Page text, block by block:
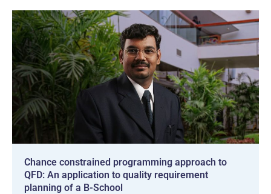
Chance constrained programming approach to
QFD: An application to quality requirement
planning of a B-School